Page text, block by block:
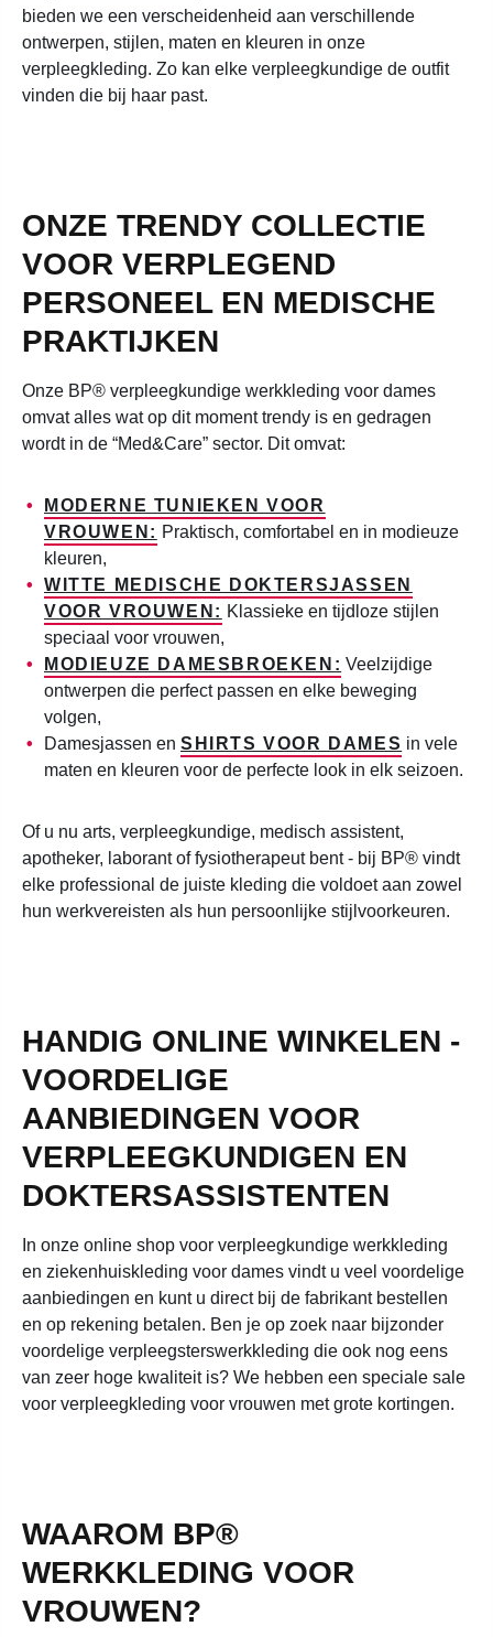
bieden we een verscheidenheid aan verschillende
ontwerpen, stijlen, maten en kleuren in onze
verpleegkleding. Zo kan elke verpleegkundige de outfit
vinden die bij haar past.
ONZE TRENDY COLLECTIE
VOOR VERPLEGEND
PERSONEEL EN MEDISCHE
PRAKTIJKEN
Onze BP® verpleegkundige werkkleding voor dames
omvat alles wat op dit moment trendy is en gedragen
wordt in de “Med&Care” sector. Dit omvat:
MODERNE TUNIEKEN VOOR
VROUWEN: Praktisch, comfortabel en in modieuze
kleuren,
WITTE MEDISCHE DOKTERSJASSEN
VOOR VROUWEN: Klassieke en tijdloze stijlen
speciaal voor vrouwen,
MODIEUZE DAMESBROEKEN: Veelzijdige
ontwerpen die perfect passen en elke beweging
volgen,
Damesjassen en SHIRTS VOOR DAMES in vele
maten en kleuren voor de perfecte look in elk seizoen.
Of u nu arts, verpleegkundige, medisch assistent,
apotheker, laborant of fysiotherapeut bent - bij BP® vindt
elke professional de juiste kleding die voldoet aan zowel
hun werkvereisten als hun persoonlijke stijlvoorkeuren.
HANDIG ONLINE WINKELEN -
VOORDELIGE
AANBIEDINGEN VOOR
VERPLEEGKUNDIGEN EN
DOKTERSASSISTENTEN
In onze online shop voor verpleegkundige werkkleding
en ziekenhuiskleding voor dames vindt u veel voordelige
aanbiedingen en kunt u direct bij de fabrikant bestellen
en op rekening betalen. Ben je op zoek naar bijzonder
voordelige verpleegsterswerkkleding die ook nog eens
van zeer hoge kwaliteit is? We hebben een speciale sale
voor verpleegkleding voor vrouwen met grote kortingen.
WAAROM BP®
WERKKLEDING VOOR
VROUWEN?